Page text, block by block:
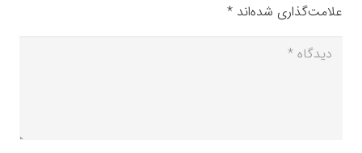
علامت‌گذاری شده‌اند *